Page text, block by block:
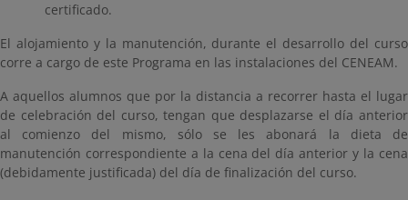
certificado.
El alojamiento y la manutención, durante el desarrollo del curso
corre a cargo de este Programa en las instalaciones del CENEAM.
A aquellos alumnos que por la distancia a recorrer hasta el lugar
de celebración del curso, tengan que desplazarse el día anterior
al comienzo del mismo, sólo se les abonará la dieta de
manutención correspondiente a la cena del día anterior y la cena
(debidamente justificada) del día de finalización del curso.